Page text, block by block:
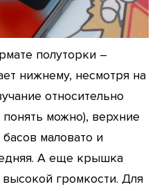
полуторки –
нижнему, несмотря на
относительно
можно), верхние
маловато и
А еще крышка
громкости. Для